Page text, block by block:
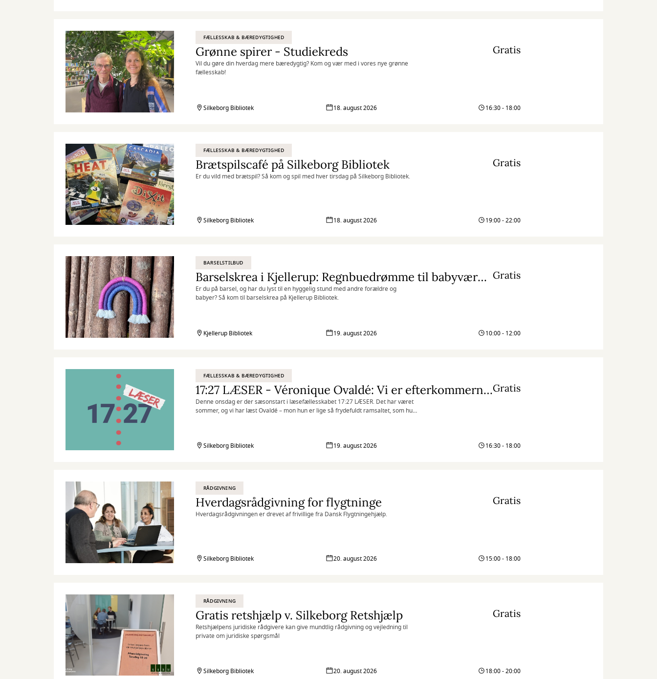
FÆLLESSKAB & BÆREDYGTIGHED
Grønne spirer - Studiekreds
Vil du gøre din hverdag mere bæredygtig? Kom og vær med i vores nye grønne
fællesskab!
Gratis
Silkeborg Bibliotek 18. august 2026 16:30 - 18:00
FÆLLESSKAB & BÆREDYGTIGHED
Brætspilscafé på Silkeborg Bibliotek
Er du vild med brætspil? Så kom og spil med hver tirsdag på Silkeborg Bibliotek.
Gratis
Silkeborg Bibliotek 18. august 2026 19:00 - 22:00
BARSELSTILBUD
Barselskrea i Kjellerup: Regnbuedrømme til babyværelset
Er du på barsel, og har du lyst til en hyggelig stund med andre forældre og
babyer? Så kom til barselskrea på Kjellerup Bibliotek.
Gratis
Kjellerup Bibliotek 19. august 2026 10:00 - 12:00
FÆLLESSKAB & BÆREDYGTIGHED
17:27 LÆSER - Véronique Ovaldé: Vi er efterkommerne af de hekse, I ikke fik brændt
Denne onsdag er der sæsonstart i læsefællesskabet 17:27 LÆSER. Det har været
sommer, og vi har læst Ovaldé – mon hun er lige så frydefuldt ramsaltet, som hun
Gratis
Silkeborg Bibliotek 19. august 2026 16:30 - 18:00
RÅDGIVNING
Hverdagsrådgivning for flygtninge
Hverdagsrådgivningen er drevet af frivillige fra Dansk Flygtningehjælp.
Gratis
Silkeborg Bibliotek 20. august 2026 15:00 - 18:00
RÅDGIVNING
Gratis retshjælp v. Silkeborg Retshjælp
Retshjælpens juridiske rådgivere kan give mundtlig rådgivning og vejledning til
private om juridiske spørgsmål
Gratis
Silkeborg Bibliotek 20. august 2026 18:00 - 20:00